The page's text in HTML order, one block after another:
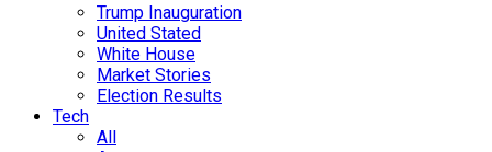
Trump Inauguration
United Stated
White House
Market Stories
Election Results
Tech
All